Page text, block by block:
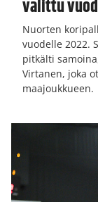
valittu
Nuorten
vuodelle 2022.
pitkälti
Virtanen, joka
maajoukkueen.